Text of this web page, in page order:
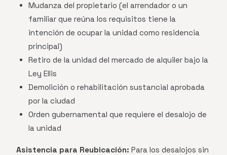
Mudanza del propietario (el arrendador o un
familiar que reúna los requisitos tiene la
intención de ocupar la unidad como residencia
principal)
Retiro de la unidad del mercado de alquiler bajo la
Ley Ellis
Demolición o rehabilitación sustancial aprobada
por la ciudad
Orden gubernamental que requiere el desalojo de
la unidad
Asistencia para Reubicación: Para los desalojos sin